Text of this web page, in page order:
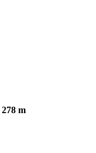
278m